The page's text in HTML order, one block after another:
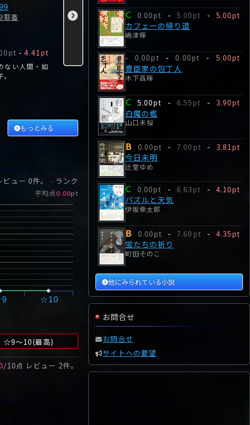
耶香
- 4.41pt
ない人間・如
マスカレード・ラ
イフ
- 4.26pt
ホテル・コルテシア
東京で開催されるこ
とになった、『日本
推理小説新人賞』の
殺した夫が帰って
きました
桜井美奈
C 7.00pt - 3.52pt
やっと手にした理想
の生活だったの
ルメーカーに勤務す
る鈴倉茉菜。
私が先生
桜井美奈
D 6.00pt
いない?」
もっとみる
ビュー 0件。- ランク
平均点0.00pt
☆10
☆9～10(最高)
/10点 レビュー 2件。
C 0.00pt - 5.00pt - 5.00pt
カフェーの帰り道
嶋津輝
- 0.00pt - 0.00pt - 5.00pt
豊臣家の包丁人
木下昌輝
C 5.00pt - 6.55pt - 3.90pt
白魔の檻
山口未桜
B 0.00pt - 7.00pt - 3.81pt
今日未明
辻堂ゆめ
C 0.00pt - 6.63pt - 4.10pt
パズルと天気
伊坂幸太郎
B 0.00pt - 7.60pt - 4.35pt
蛍たちの祈り
町田そのこ
他にみられている小説
お問合せ
お問合せ
サイトへの要望